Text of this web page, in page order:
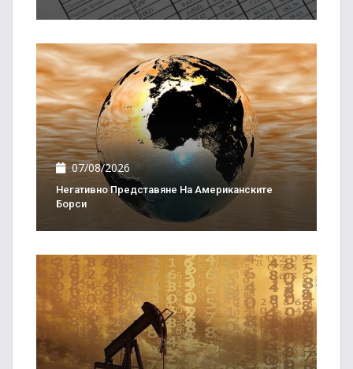
07/08/2026
Негативно Представяне На Американските
Борси